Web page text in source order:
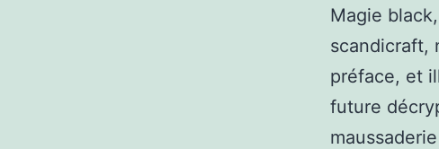
Magie
scandicraft,
préface, et
future